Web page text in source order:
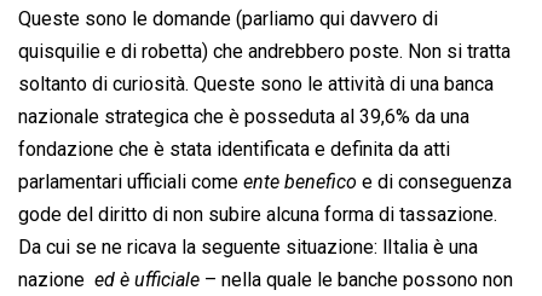
Queste sono le domande (parliamo qui davvero di
quisquilie e di robetta) che andrebbero poste. Non si tratta
soltanto di curiosità. Queste sono le attività di una banca
nazionale strategica che è posseduta al 39,6% da una
fondazione che è stata identificata e definita da atti
parlamentari ufficiali come  ente benefico  e di conseguenza
gode del diritto di non subire alcuna forma di tassazione.
Da cui se ne ricava la seguente situazione: lItalia è una
nazione   ed è ufficiale  – nella quale le banche possono non